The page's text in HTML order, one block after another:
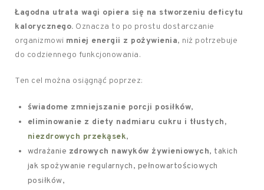
Łagodna utrata wagi opiera się na stworzeniu deficytu
kalorycznego. Oznacza to po prostu dostarczanie
organizmowi mniej energii z pożywienia, niż potrzebuje
do codziennego funkcjonowania.
Ten cel można osiągnąć poprzez:
świadome zmniejszanie porcji posiłków,
eliminowanie z diety nadmiaru cukru i tłustych,
niezdrowych przekąsek,
wdrażanie zdrowych nawyków żywieniowych, takich
jak spożywanie regularnych, pełnowartościowych
posiłków,